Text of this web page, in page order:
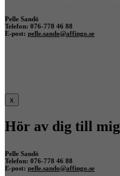
Pelle Sandö
Telefon: 076-778 46 88
E-post: pelle.sando@affingo.se
x
Hör av dig till mig
Pelle Sandö
Telefon: 076-778 46 88
E-post: pelle.sando@affingo.se